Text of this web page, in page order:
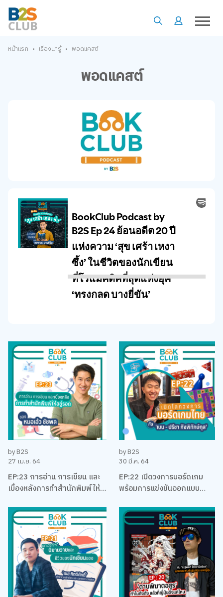
หน้าแรก • เรื่องน่ารู้ • พอดแคสต์
พอดแคสต์
by B2S
27 เม.ย. 64
EP:23 การอ่าน การเขียน และ
เบื้องหลังการทำสำนักพิมพ์ให้
แนะนำ กับหมอเอ้ว ชัชพล
by B2S
30 มี.ค. 64
EP:22 เปิดวงการบอร์ดเกม
พร้อมการแข่งขันออกแบบ
ประเทศไทยกับ เบน – ปรีชา กัง
พิทักษ์กุล